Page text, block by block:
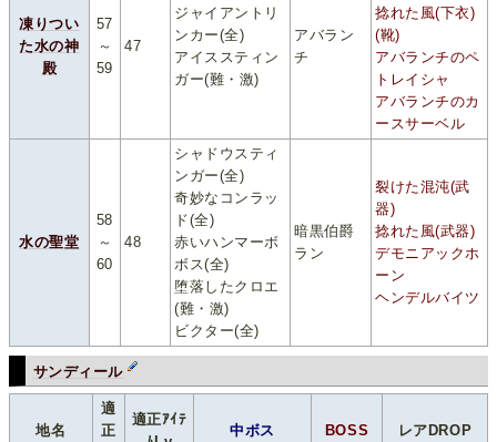
凍りつい
た水の神
殿
57
～
59
47
ジャイアントリ
ンカー(全)
アイススティン
ガー(難・激)
アバラン
チ
捻れた風(下衣)
(靴)
アバランチのペ
トレイシャ
アバランチのカ
ースサーベル
水の聖堂
58
～
60
48
シャドウスティ
ンガー(全)
奇妙なコンラッ
ド(全)
赤いハンマーボ
ボス(全)
堕落したクロエ
(難・激)
ビクター(全)
暗黒伯爵
ラン
裂けた混沌(武
器)
捻れた風(武器)
デモニアックホ
ーン
ヘンデルバイツ
サンディール
地名
適
正
適正ｱｲﾃ
中ボス BOSS レアDROP